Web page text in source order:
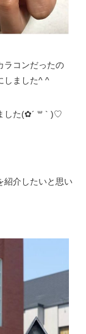
ラコンだったの
しました^ ^
した(✿´ ꒳ ` )♡
紹介したいと思い